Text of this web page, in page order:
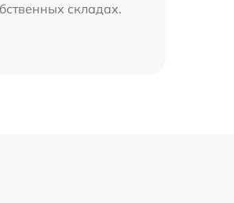
складах.